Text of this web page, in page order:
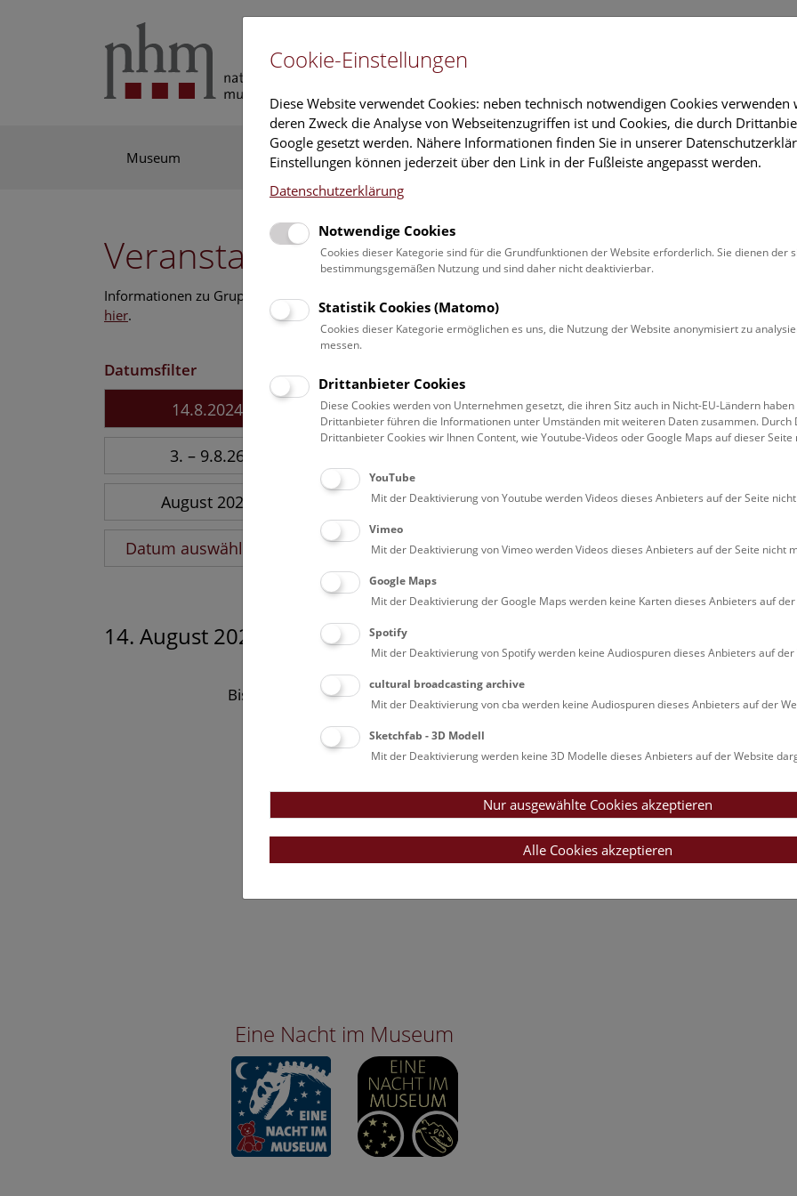
Museum Ausstellung Forschung Führungen & Aktivitäten Deck 50
Veranstaltungskalender
Informationen zu Gruppen,- Kindergarten- und Schulprogrammen finden Sie
hier.
Datumsfilter
14.8.2024
3. – 9.8.26
August 2026
Datum auswählen
Erwachsene (0)
Familien (0)
Führungen &
Kulinarik &
14. August 2024
Bisher keine Ergebnisse. Dienstags ist das NHM Wien in der Regel geschlossen.
Eine Nacht im Museum
Cookie-Einstellungen
Diese Website verwendet Cookies: neben technisch notwendigen Cookies verwenden
deren Zweck die Analyse von Webseitenzugriffen ist und Cookies, die durch
Google gesetzt werden. Nähere Informationen finden Sie in unserer
Einstellungen können jederzeit über den Link in der Fußleiste angepasst werden.
Datenschutzerklärung
Notwendige Cookies
Cookies dieser Kategorie sind für die Grundfunktionen der Website erforderlich. Sie dienen der
bestimmungsgemäßen Nutzung und sind daher nicht deaktivierbar.
Statistik Cookies (Matomo)
Cookies dieser Kategorie ermöglichen es uns, die Nutzung der Website anonymisiert zu
messen.
Drittanbieter Cookies
Diese Cookies werden von Unternehmen gesetzt, die ihren Sitz auch in Nicht-EU-Ländern haben
Drittanbieter führen die Informationen unter Umständen mit weiteren Daten zusammen. Durch
Drittanbieter Cookies wir Ihnen Content, wie Youtube-Videos oder Google Maps auf dieser
YouTube
Mit der Deaktivierung von Youtube werden Videos dieses Anbieters auf der Seite
Vimeo
Mit der Deaktivierung von Vimeo werden Videos dieses Anbieters auf der Seite nicht
Google Maps
Mit der Deaktivierung der Google Maps werden keine Karten dieses Anbieters auf
Spotify
Mit der Deaktivierung von Spotify werden keine Audiospuren dieses Anbieters auf
cultural broadcasting archive
Mit der Deaktivierung von cba werden keine Audiospuren dieses Anbieters auf der
Sketchfab - 3D Modell
Mit der Deaktivierung werden keine 3D Modelle dieses Anbieters auf der Website
Nur ausgewählte Cookies akzeptieren
Alle Cookies akzeptieren